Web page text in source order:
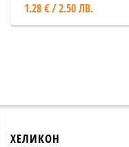
1.28 € / 2.50 ЛВ.
ХЕЛИКОН